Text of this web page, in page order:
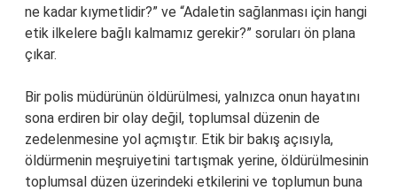
ne kadar kıymetlidir?” ve “Adaletin sağlanması için hangi
etik ilkelere bağlı kalmamız gerekir?” soruları ön plana
çıkar.
Bir polis müdürünün öldürülmesi, yalnızca onun hayatını
sona erdiren bir olay değil, toplumsal düzenin de
zedelenmesine yol açmıştır. Etik bir bakış açısıyla,
öldürmenin meşruiyetini tartışmak yerine, öldürülmesinin
toplumsal düzen üzerindeki etkilerini ve toplumun buna